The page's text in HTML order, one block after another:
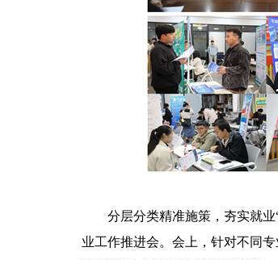
分层分类精准施策，夯实就
业工作推进会。会上，针对不同